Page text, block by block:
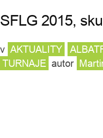
SFLG 2015,
v AKTUALITY
TURNAJE autor